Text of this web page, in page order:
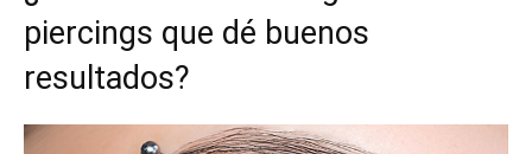
piercings que dé buenos
resultados?